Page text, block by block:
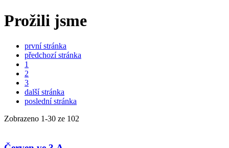
Prožili jsme
první stránka
předchozí stránka
1
2
3
další stránka
poslední stránka
Zobrazeno 1-30 ze 102